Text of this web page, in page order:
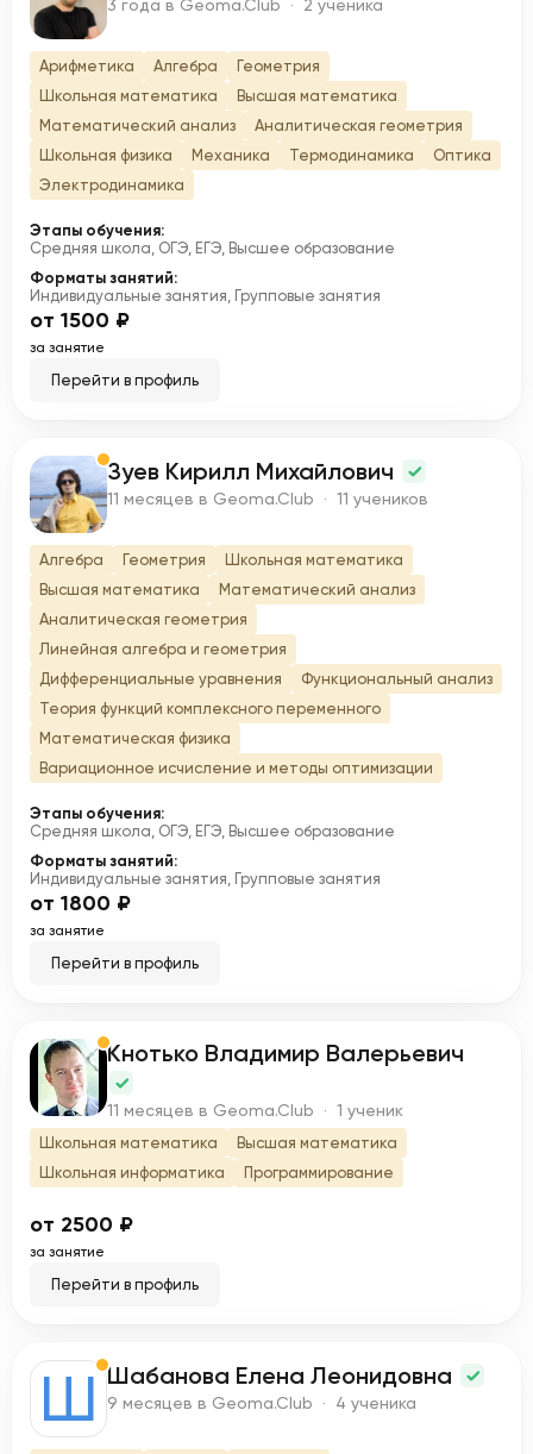
3 года в Geoma.Club · 2 ученика
Арифметика Алгебра
Геометрия
Школьная математика
Высшая математика
Математический анализ
Аналитическая геометрия
Школьная физика
Механика Термодинамика
Оптика
Электродинамика
Этапы обучения:
Средняя школа, ОГЭ, ЕГЭ, Высшее образование
Форматы занятий:
Индивидуальные занятия, Групповые занятия
от 1500 ₽
за занятие
Перейти в профиль
З Зуев Кирилл Михайлович
11 месяцев в Geoma.Club · 11 учеников
Алгебра Геометрия
Школьная математика
Высшая математика
Математический анализ
Аналитическая геометрия
Линейная алгебра и геометрия
Дифференциальные уравнения
Функциональный анализ
Теория функций комплексного переменного
Математическая физика
Вариационное исчисление и методы оптимизации
Этапы обучения:
Средняя школа, ОГЭ, ЕГЭ, Высшее образование
Форматы занятий:
Индивидуальные занятия, Групповые занятия
от 1800 ₽
за занятие
Перейти в профиль
К Кнотько Владимир Валерьевич
11 месяцев в Geoma.Club · 1 ученик
Школьная математика
Высшая математика
Школьная информатика
Программирование
от 2500 ₽
за занятие
Перейти в профиль
Ш Шабанова Елена Леонидовна
9 месяцев в Geoma.Club · 4 ученика